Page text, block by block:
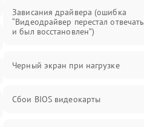
Зависания драйвера (ошибка
“Видеодрайвер перестал отвечать
и был восстановлен”)
Черный экран при нагрузке
Сбои BIOS видеокарты